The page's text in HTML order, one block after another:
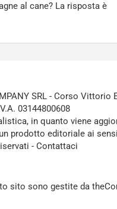
al cane? La risposta è
SRL - Corso Vittorio
03144800608
in quanto viene
prodotto editoriale ai
- Contattaci
sito sono gestite da